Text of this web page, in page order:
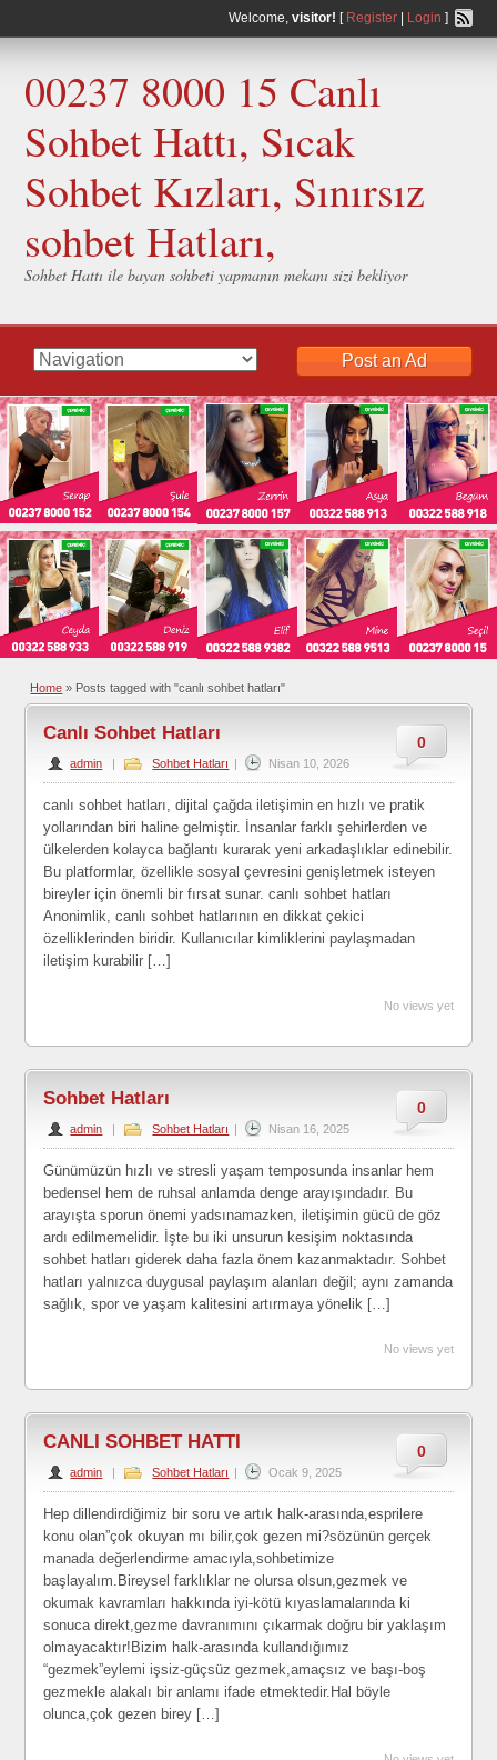
Welcome, visitor! [ Register| Login ]
00237 8000 15 Canlı
Sohbet Hattı, Sıcak
Sohbet Kızları, Sınırsız
sohbet Hatları,
Sohbet Hattı ile bayan sohbeti yapmanın mekanı sizi bekliyor
Post an Ad
Home » Posts tagged with "canlı sohbet hatları"
0
Canlı Sohbet Hatları
admin | Sohbet Hatları | Nisan 10, 2026
canlı sohbet hatları, dijital çağda iletişimin en hızlı ve pratik
yollarından biri haline gelmiştir. İnsanlar farklı şehirlerden ve
ülkelerden kolayca bağlantı kurarak yeni arkadaşlıklar edinebilir.
Bu platformlar, özellikle sosyal çevresini genişletmek isteyen
bireyler için önemli bir fırsat sunar. canlı sohbet hatları
Anonimlik, canlı sohbet hatlarının en dikkat çekici
özelliklerinden biridir. Kullanıcılar kimliklerini paylaşmadan
iletişim kurabilir […]
No views yet
0
Sohbet Hatları
admin | Sohbet Hatları | Nisan 16, 2025
Günümüzün hızlı ve stresli yaşam temposunda insanlar hem
bedensel hem de ruhsal anlamda denge arayışındadır. Bu
arayışta sporun önemi yadsınamazken, iletişimin gücü de göz
ardı edilmemelidir. İşte bu iki unsurun kesişim noktasında
sohbet hatları giderek daha fazla önem kazanmaktadır. Sohbet
hatları yalnızca duygusal paylaşım alanları değil; aynı zamanda
sağlık, spor ve yaşam kalitesini artırmaya yönelik […]
No views yet
0
CANLI SOHBET HATTI
admin | Sohbet Hatları | Ocak 9, 2025
Hep dillendirdiğimiz bir soru ve artık halk-arasında,esprilere
konu olan”çok okuyan mı bilir,çok gezen mi?sözünün gerçek
manada değerlendirme amacıyla,sohbetimize
başlayalım.Bireysel farklıklar ne olursa olsun,gezmek ve
okumak kavramları hakkında iyi-kötü kıyaslamalarında ki
sonuca direkt,gezme davranımını çıkarmak doğru bir yaklaşım
olmayacaktır!Bizim halk-arasında kullandığımız
“gezmek”eylemi işsiz-güçsüz gezmek,amaçsız ve başı-boş
gezmekle alakalı bir anlamı ifade etmektedir.Hal böyle
olunca,çok gezen birey […]